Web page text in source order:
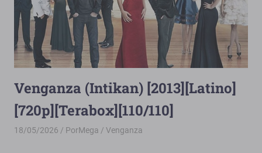
Venganza (Intikan) [2013][Latino]
[720p][Terabox][110/110]
18/05/2026 PorMega Venganza